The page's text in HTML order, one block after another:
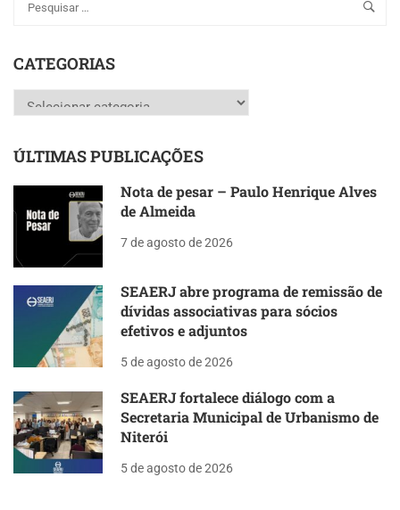
CATEGORIAS
Categorias
ÚLTIMAS PUBLICAÇÕES
Nota de pesar – Paulo Henrique Alves
de Almeida
7 de agosto de 2026
SEAERJ abre programa de remissão de
dívidas associativas para sócios
efetivos e adjuntos
5 de agosto de 2026
SEAERJ fortalece diálogo com a
Secretaria Municipal de Urbanismo de
Niterói
5 de agosto de 2026